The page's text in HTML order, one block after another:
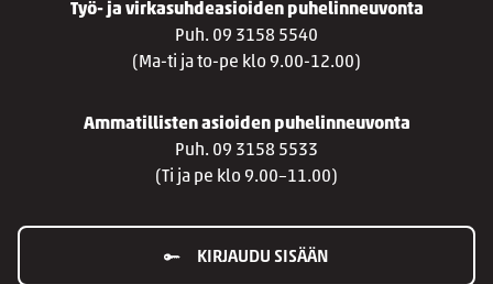
Työ- ja virkasuhdeasioiden puhelinneuvonta
Puh. 09 3158 5540
(Ma-ti ja to-pe klo 9.00-12.00)
Ammatillisten asioiden puhelinneuvonta
Puh. 09 3158 5533
(Ti ja pe klo 9.00–11.00)
KIRJAUDU SISÄÄN